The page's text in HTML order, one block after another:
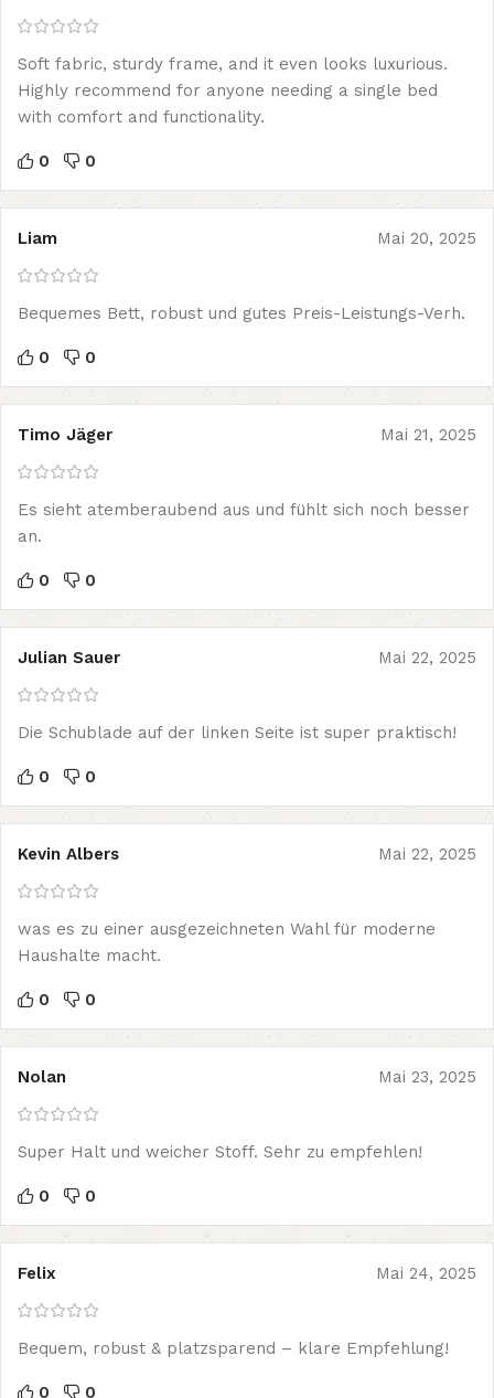
Soft fabric, sturdy frame, and it even looks luxurious.
Highly recommend for anyone needing a single bed
with comfort and functionality.
0 0
Liam Mai 20, 2025
Bequemes Bett, robust und gutes Preis-Leistungs-Verh.
0 0
Timo Jäger Mai 21, 2025
Es sieht atemberaubend aus und fühlt sich noch besser
an.
0 0
Julian Sauer Mai 22, 2025
Die Schublade auf der linken Seite ist super praktisch!
0 0
Kevin Albers Mai 22, 2025
was es zu einer ausgezeichneten Wahl für moderne
Haushalte macht.
0 0
Nolan Mai 23, 2025
Super Halt und weicher Stoff. Sehr zu empfehlen!
0 0
Felix Mai 24, 2025
Bequem, robust & platzsparend – klare Empfehlung!
0 0